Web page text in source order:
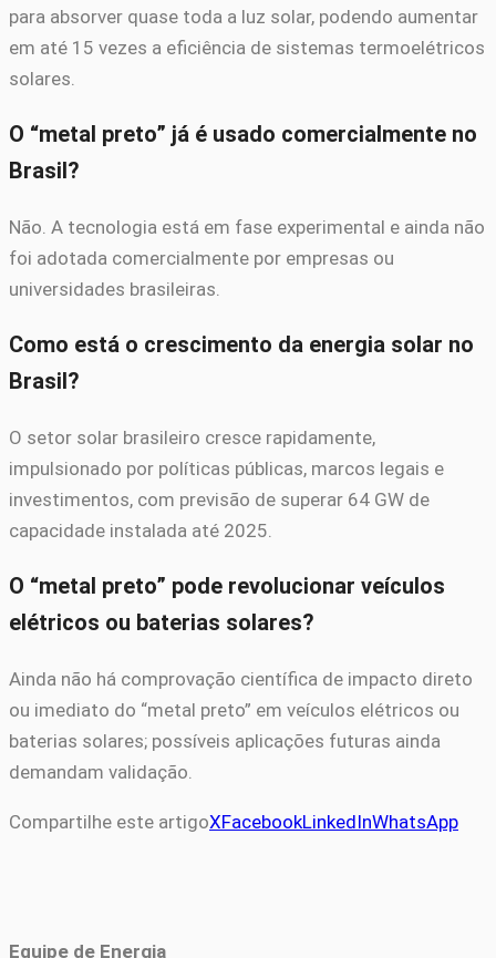
para absorver quase toda a luz solar, podendo aumentar
em até 15 vezes a eficiência de sistemas termoelétricos
solares.
O “metal preto” já é usado comercialmente no
Brasil?
Não. A tecnologia está em fase experimental e ainda não
foi adotada comercialmente por empresas ou
universidades brasileiras.
Como está o crescimento da energia solar no
Brasil?
O setor solar brasileiro cresce rapidamente,
impulsionado por políticas públicas, marcos legais e
investimentos, com previsão de superar 64 GW de
capacidade instalada até 2025.
O “metal preto” pode revolucionar veículos
elétricos ou baterias solares?
Ainda não há comprovação científica de impacto direto
ou imediato do “metal preto” em veículos elétricos ou
baterias solares; possíveis aplicações futuras ainda
demandam validação.
Compartilhe este artigoXFacebookLinkedInWhatsApp
Equipe de Energia